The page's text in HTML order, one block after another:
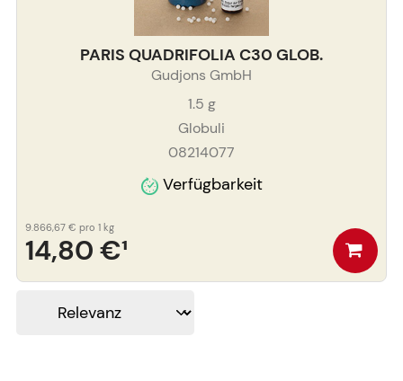
PARIS QUADRIFOLIA C30 GLOB.
Gudjons GmbH
1.5 g
Globuli
08214077
Verfügbarkeit
14,80 €¹
9.866,67 € pro 1 kg